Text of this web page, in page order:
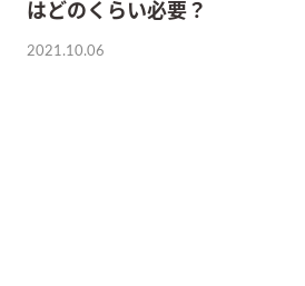
はどのくらい必要？
2021.10.06